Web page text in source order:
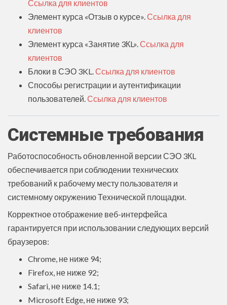
Ссылка для клиентов
Элемент курса «Отзыв о курсе». Ссылка для
клиентов
Элемент курса «Занятие 3КL». Ссылка для
клиентов
Блоки в СЭО 3KL. Ссылка для клиентов
Способы регистрации и аутентификации
пользователей. Ссылка для клиентов
Системные требования
Работоспособность обновленной версии СЭО 3КL
обеспечивается при соблюдении технических
требований к рабочему месту пользователя и
системному окружению Технической площадки.
Корректное отображение веб-интерфейса
гарантируется при использовании следующих версий
браузеров:
Chrome, не ниже 94;
Firefox, не ниже 92;
Safari, не ниже 14.1;
Microsoft Edge, не ниже 93;